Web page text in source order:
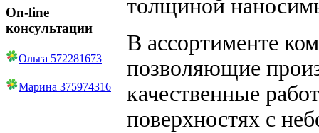
On-line
консультации
Ольга 572281673
Марина 375974316
толщиной
В ассортименте
позволяющие
качественные
поверхностях с